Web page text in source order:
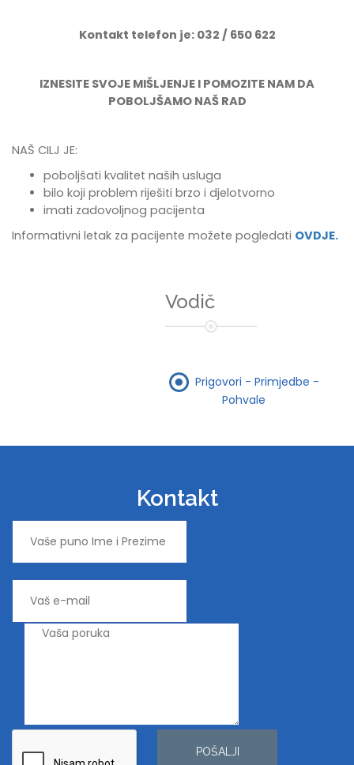
Kontakt telefon je: 032 / 650 622
IZNESITE SVOJE MIŠLJENJE I POMOZITE NAM DA
POBOLJŠAMO NAŠ RAD
NAŠ CILJ JE:
poboljšati kvalitet naših usluga
bilo koji problem riješiti brzo i djelotvorno
imati zadovoljnog pacijenta
Informativni letak za pacijente možete pogledati OVDJE.
Vodič
Prigovori - Primjedbe -
Pohvale
Kontakt
POŠALJI